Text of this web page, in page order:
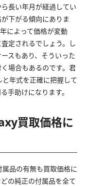
長い年月が経過してい
下がる傾向にありま
によって価格が変動
定されるでしょう。し
スもあり、そういった
場合もあるのです。君
年式を正確に把握して
手助けになります。
買取価格に
品の有無も買取価格に
の純正の付属品を全て